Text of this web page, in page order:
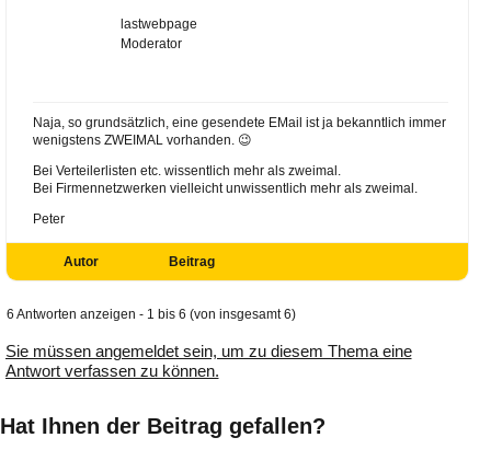
lastwebpage
Moderator
Naja, so grundsätzlich, eine gesendete EMail ist ja bekanntlich immer
wenigstens ZWEIMAL vorhanden. 😉
Bei Verteilerlisten etc. wissentlich mehr als zweimal.
Bei Firmennetzwerken vielleicht unwissentlich mehr als zweimal.
Peter
Autor Beitrag
6 Antworten anzeigen - 1 bis 6 (von insgesamt 6)
Sie müssen angemeldet sein, um zu diesem Thema eine
Antwort verfassen zu können.
Hat Ihnen der Beitrag gefallen?